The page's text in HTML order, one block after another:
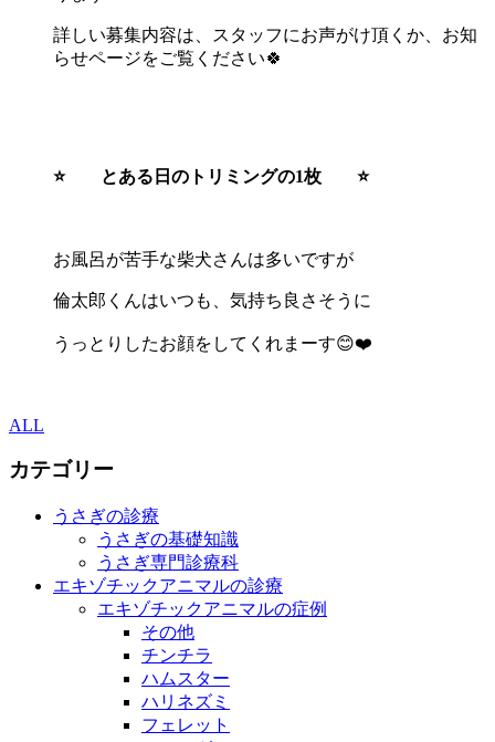
詳しい募集内容は、スタッフにお声がけ頂くか、お知
らせページをご覧ください🍀
⭐️ とある日のトリミングの1枚 ⭐️
お風呂が苦手な柴犬さんは多いですが
倫太郎くんはいつも、気持ち良さそうに
うっとりしたお顔をしてくれまーす😊❤️
ALL
カテゴリー
うさぎの診療
うさぎの基礎知識
うさぎ専門診療科
エキゾチックアニマルの診療
エキゾチックアニマルの症例
その他
チンチラ
ハムスター
ハリネズミ
フェレット